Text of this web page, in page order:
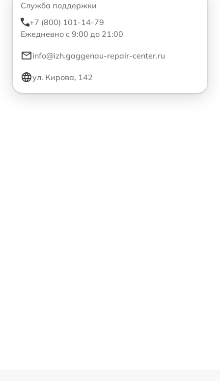
Служба поддержки
+7 (800) 101-14-79
Ежедневно с 9:00 до 21:00
info@izh.gaggenau-repair-center.ru
ул. Кирова, 142